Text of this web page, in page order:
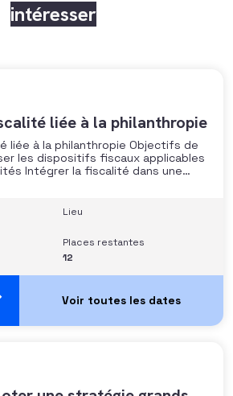
intéresser
liée à la philanthropie
liée à la philanthropie Objectifs de
les dispositifs fiscaux applicables
Intégrer la fiscalité dans une
un arbitrage juridique
Comprendre les régimes
Lieu
Places restantes
12